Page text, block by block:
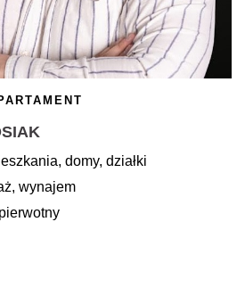
domy, działki
wynajem